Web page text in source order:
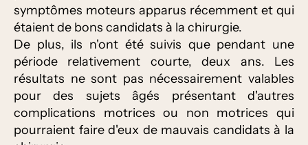
symptômes moteurs apparus récemment et qui
étaient de bons candidats à la chirurgie.
De plus, ils n'ont été suivis que pendant une
période relativement courte, deux ans. Les
résultats ne sont pas nécessairement valables
pour des sujets âgés présentant d'autres
complications motrices ou non motrices qui
pourraient faire d'eux de mauvais candidats à la